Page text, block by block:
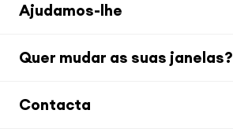
Ajudamos-lhe
Quer mudar as suas janelas?
Contacta